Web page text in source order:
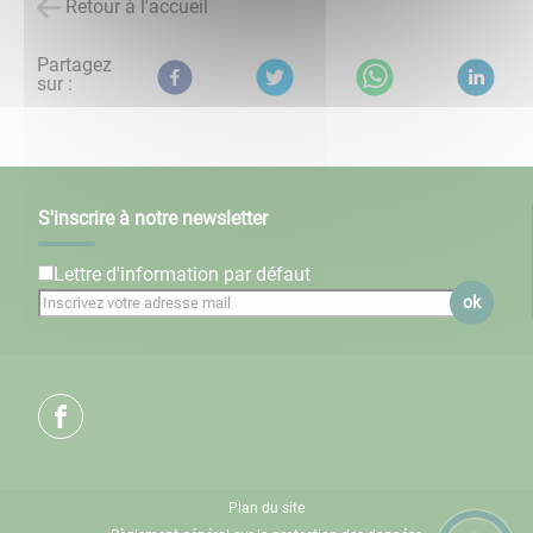
Retour à l'accueil
Partagez
sur :
S'inscrire à notre newsletter
Lettre d'information par défaut
ok
Plan du site